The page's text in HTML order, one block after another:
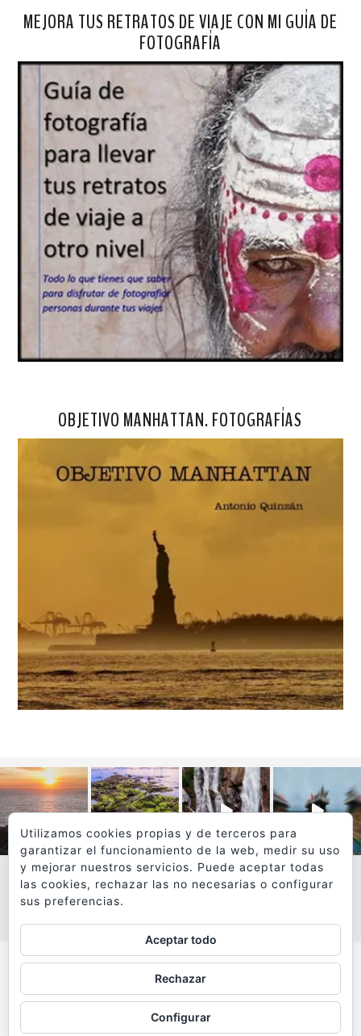
MEJORA TUS RETRATOS DE VIAJE CON MI GUÍA DE
FOTOGRAFÍA
OBJETIVO MANHATTAN. FOTOGRAFÍAS
VER MÁS
Todos los textos y fotografías de
www.viajesyfotografia.comson propiedad de su autor
y están protegidos por © Copyright
Utilizamos cookies propias y de terceros para
garantizar el funcionamiento de la web, medir su uso
y mejorar nuestros servicios. Puede aceptar todas
las cookies, rechazar las no necesarias o configurar
sus preferencias.
Aceptar todo
Rechazar
Configurar